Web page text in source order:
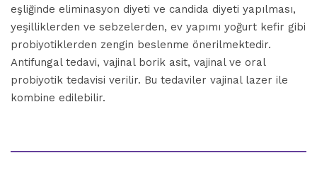
eşliğinde eliminasyon diyeti ve candida diyeti yapılması,
yeşilliklerden ve sebzelerden, ev yapımı yoğurt kefir gibi
probiyotiklerden zengin beslenme önerilmektedir.
Antifungal tedavi, vajinal borik asit, vajinal ve oral
probiyotik tedavisi verilir. Bu tedaviler vajinal lazer ile
kombine edilebilir.